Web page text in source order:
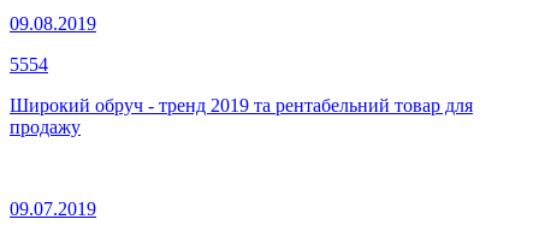
09.08.2019
5554
Широкий обруч - тренд 2019 та рентабельний товар для
продажу
09.07.2019